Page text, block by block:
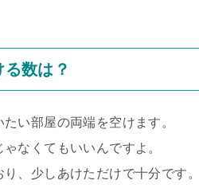
数は？
い部屋の両端を空けます。
ゃなくてもいいんですよ。
り、少しあけただけで十分です。